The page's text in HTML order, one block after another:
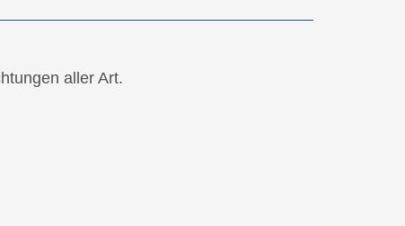
Materialinformationen
aller Art.